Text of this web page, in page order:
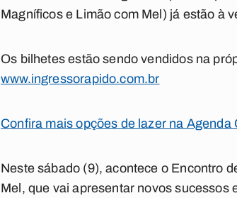
Magníficos e Limão com Mel) já estão à
Os bilhetes estão sendo vendidos na
www.ingressorapido.com.br
Confira mais opções de lazer na Agenda
Neste sábado (9), acontece o Encontro
Mel, que vai apresentar novos sucessos